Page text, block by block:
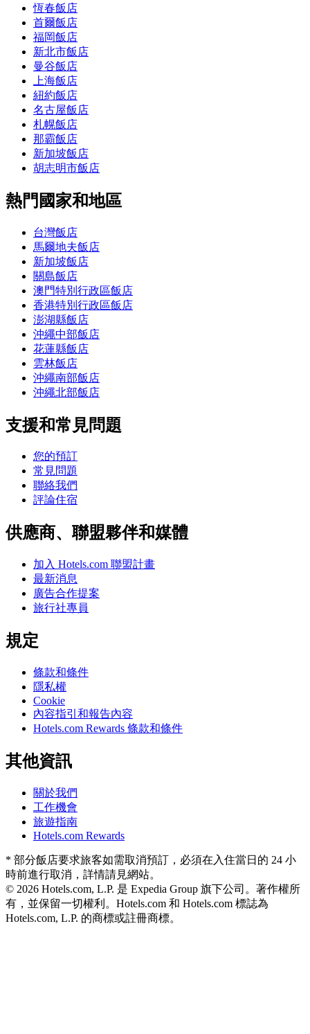
恆春飯店
首爾飯店
福岡飯店
新北市飯店
曼谷飯店
上海飯店
紐約飯店
名古屋飯店
札幌飯店
那霸飯店
新加坡飯店
胡志明市飯店
熱門國家和地區
台灣飯店
馬爾地夫飯店
新加坡飯店
關島飯店
澳門特別行政區飯店
香港特別行政區飯店
澎湖縣飯店
沖繩中部飯店
花蓮縣飯店
雲林飯店
沖繩南部飯店
沖繩北部飯店
支援和常見問題
您的預訂
常見問題
聯絡我們
評論住宿
供應商、聯盟夥伴和媒體
加入 Hotels.com 聯盟計畫
最新消息
廣告合作提案
旅行社專員
規定
條款和條件
隱私權
Cookie
內容指引和報告內容
Hotels.com Rewards 條款和條件
其他資訊
關於我們
工作機會
旅遊指南
Hotels.com Rewards
* 部分飯店要求旅客如需取消預訂，必須在入住當日的 24 小
時前進行取消，詳情請見網站。
© 2026 Hotels.com, L.P. 是 Expedia Group 旗下公司。著作權所
有，並保留一切權利。 Hotels.com 和 Hotels.com 標誌為
Hotels.com, L.P. 的商標或註冊商標。